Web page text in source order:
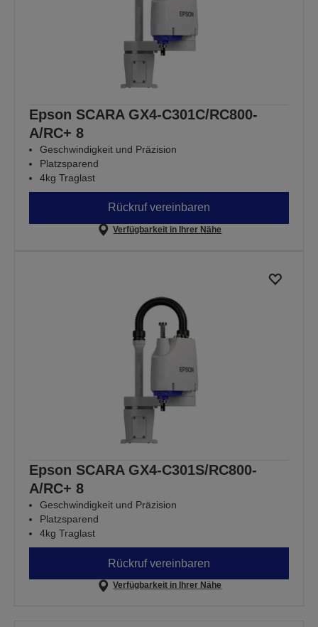
Epson SCARA GX4-C301C/RC800-
A/RC+ 8
Geschwindigkeit und Präzision
Platzsparend
4kg Traglast
Rückruf vereinbaren
Verfügbarkeit in Ihrer Nähe
Epson SCARA GX4-C301S/RC800-
A/RC+ 8
Geschwindigkeit und Präzision
Platzsparend
4kg Traglast
Rückruf vereinbaren
Verfügbarkeit in Ihrer Nähe